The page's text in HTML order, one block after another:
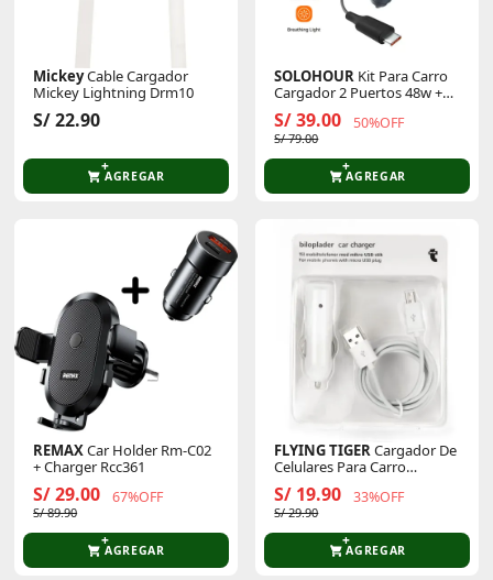
MickeyCable Cargador
Mickey Lightning Drm10
S/ 22.90
AGREGAR
SOLOHOUR Kit Para Carro
Cargador 2 Puertos 48w +
S/ 39.00 50%OFF
S/ 79.00
AGREGAR
REMAXCar Holder Rm-C02
+ Charger Rcc361
S/ 29.00 67%OFF
S/ 89.90
AGREGAR
FLYING TIGERCargador De
Celulares Para Carro
1902118
S/ 19.90 33%OFF
S/ 29.90
AGREGAR